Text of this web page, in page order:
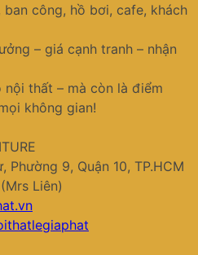
ban công, hồ bơi, cafe, khách
– giá cạnh tranh – nhận
thất – mà còn là điểm
không gian!
9, Quận 10, TP.HCM
Liên)